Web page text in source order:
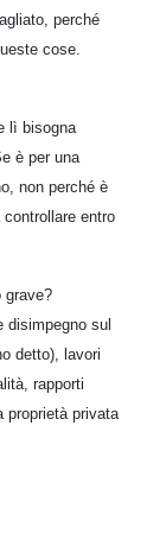
perché
cose.
lì bisogna
è per una
non perché è
entro
grave?
disimpegno sul
detto), lavori
rapporti
proprietà privata